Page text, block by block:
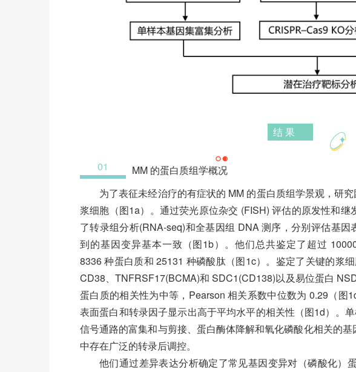
结 果
01
MM 的蛋白质组学概况
为了表征未经治疗的有症状的 MM 的蛋白质组学景观，研
浆细胞（图1a）。通过荧光原位杂交 (FISH) 评估的原发性和
了转录组分析(RNA-seq)和全基因组 DNA 测序，分别评估基
到的基因变异基本一致（图1b）。他们总共鉴定了超过
8336 种蛋白质和 25131 种磷酸肽（图1c）。鉴定了关键的浆
CD38、TNFRSF17(BCMA)和 SDC1(CD138)以及易位蛋白
蛋白质的相关性为中等，Pearson 相关系数中位数为 0.29（图
表面蛋白和转录因子显示出高于平均水平的相关性（图1d）。
信号通路的富集和与剪接、蛋白酶体降解和氧化磷酸化相关的
中存在广泛的转录后调控。
他们通过差异表达分析确定了常见基因变异对（磷酸化）